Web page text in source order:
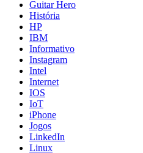
Guitar Hero
História
HP
IBM
Informativo
Instagram
Intel
Internet
IOS
IoT
iPhone
Jogos
LinkedIn
Linux